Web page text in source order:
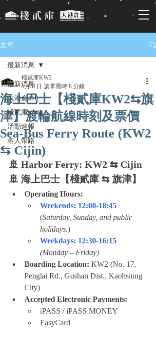
文章
最新消息
大港倉410
棧貳庫KW2
活動速報
名人帶路
最新消息
海上巴士【棧貳庫KW2⇆旗
津】渡輪航線時刻及票價
Sea-Bus Ferry Route (KW2
⇆ Cijin)
棧貳庫KW2
5月31日 讀畢需時 8 分鐘
🚢 Harbor Ferry: KW2 ⇆ Cijin
🚢 海上巴士【棧貳庫 ⇆ 旗津】
Operating Hours:
Weekends: 12:00-18:45
(Saturday, Sunday, and public
holidays.)
Weekdays: 12:30-16:15
(Monday – Friday)
Boarding Location: KW2 (No. 17,
Penglai Rd., Gushan Dist., Kaohsiung
City)
Accepted Electronic Payments:
iPASS / iPASS MONEY
EasyCard